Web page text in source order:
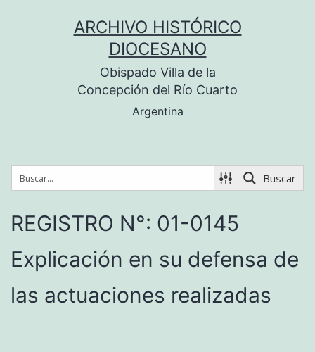
ARCHIVO HISTÓRICO
DIOCESANO
Obispado Villa de la
Concepción del Río Cuarto
Argentina
Buscar
REGISTRO N°: 01-0145
Explicación en su defensa de
las actuaciones realizadas